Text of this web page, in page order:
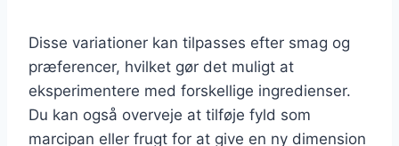
Disse variationer kan tilpasses efter smag og
præferencer, hvilket gør det muligt at
eksperimentere med forskellige ingredienser.
Du kan også overveje at tilføje fyld som
marcipan eller frugt for at give en ny dimension